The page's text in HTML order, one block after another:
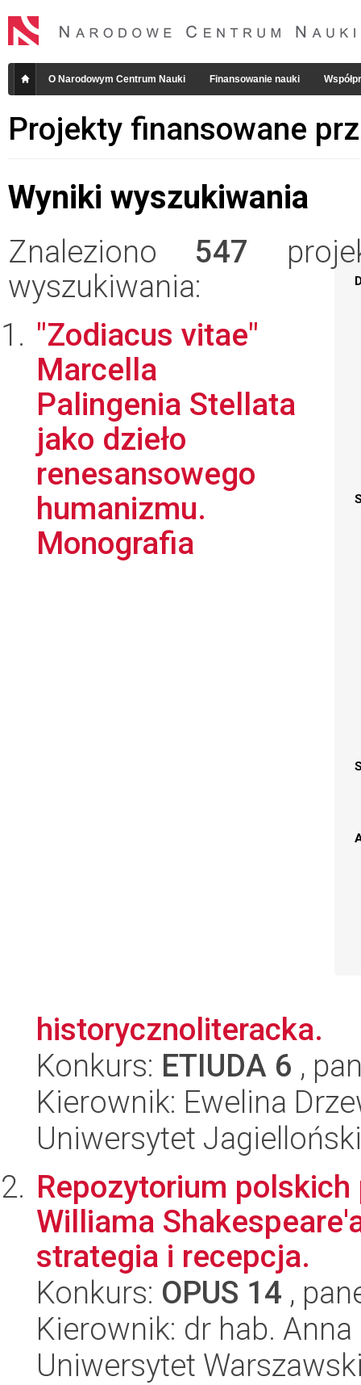
O Narodowym Centrum Nauki Finansowanie nauki
Projekty finansowane
Wyniki wyszukiwania
Znaleziono 547
wyszukiwania:
"Zodiacus vitae"
Marcella
Palingenia Stellata
jako dzieło
renesansowego
humanizmu.
Monografia
historycznoliteracka.
Konkurs: ETIUDA 6 ,
Kierownik: Ewelina
Uniwersytet
Repozytorium
Williama
strategia i recepcja.
Konkurs: OPUS 14 ,
Kierownik: dr hab.
Uniwersytet